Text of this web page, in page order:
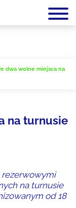
dwa wolne miejsca na
na turnusie
rezerwowymi
na turnusie
od 18